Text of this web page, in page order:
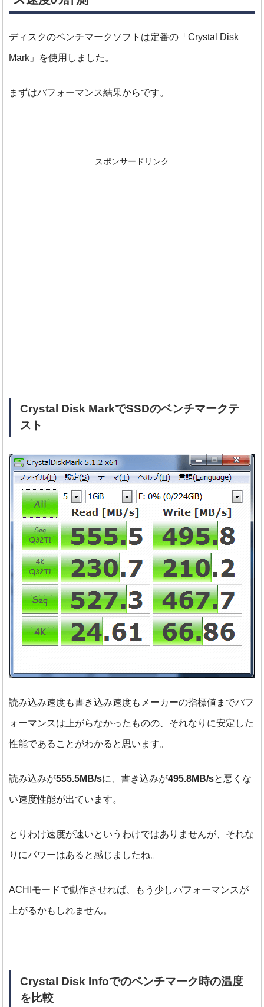
ディスクのベンチマークソフトは定番の「Crystal Disk
Mark」を使用しました。
まずはパフォーマンス結果からです。
スポンサードリンク
Crystal Disk MarkでSSDのベンチマークテ
スト
読み込み速度も書き込み速度もメーカーの指標値までパフ
ォーマンスは上がらなかったものの、それなりに安定した
性能であることがわかると思います。
読み込みが555.5MB/sに、書き込みが495.8MB/sと悪くな
い速度性能が出ています。
とりわけ速度が速いというわけではありませんが、それな
りにパワーはあると感じましたね。
ACHIモードで動作させれば、もう少しパフォーマンスが
上がるかもしれません。
Crystal Disk Infoでのベンチマーク時の温度
を比較